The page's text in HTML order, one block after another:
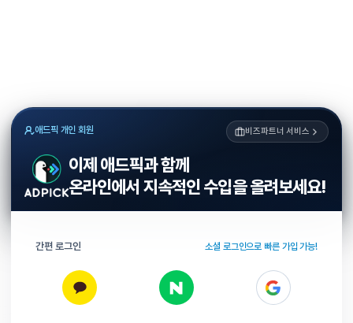
애드픽 개인 회원 비즈파트너 서비스
이제 애드픽과 함께
온라인에서 지속적인 수입을 올려보세요!
간편 로그인 소셜 로그인으로 빠른 가입 가능!